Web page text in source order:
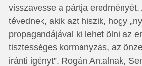
visszavesse a pártja eredményét.
tévednek, akik azt hiszik, hogy
propagandájával ki lehet ölni az
tisztességes kormányzás, az
iránti igényt”. Rogán Antalnak,